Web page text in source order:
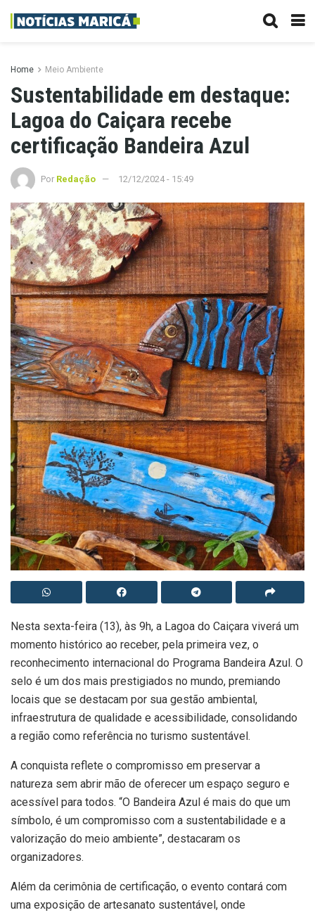
Home Meio Ambiente
Sustentabilidade em destaque:
Lagoa do Caiçara recebe
certificação Bandeira Azul
Por Redação 12/12/2024 - 15:49
Nesta sexta-feira (13), às 9h, a Lagoa do Caiçara viverá um
momento histórico ao receber, pela primeira vez, o
reconhecimento internacional do Programa Bandeira Azul. O
selo é um dos mais prestigiados no mundo, premiando
locais que se destacam por sua gestão ambiental,
infraestrutura de qualidade e acessibilidade, consolidando
a região como referência no turismo sustentável.
A conquista reflete o compromisso em preservar a
natureza sem abrir mão de oferecer um espaço seguro e
acessível para todos. “O Bandeira Azul é mais do que um
símbolo, é um compromisso com a sustentabilidade e a
valorização do meio ambiente”, destacaram os
organizadores.
Além da cerimônia de certificação, o evento contará com
uma exposição de artesanato sustentável, onde